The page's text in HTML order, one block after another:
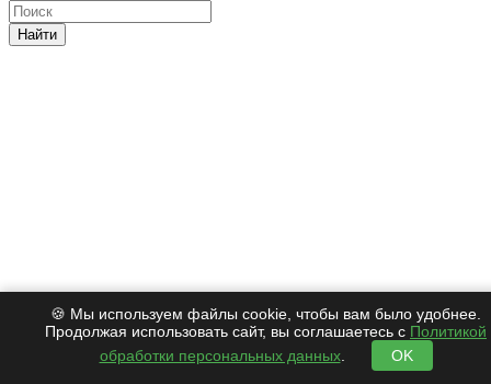
Найти
🍪 Мы используем файлы cookie, чтобы вам было удобнее.
Продолжая использовать сайт, вы соглашаетесь с Политикой
обработки персональных данных. OK